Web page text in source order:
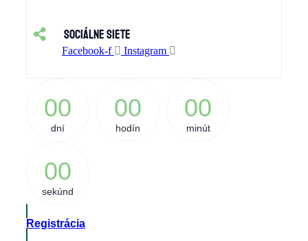
sociálne siete
Facebook-f Instagram
00
dní
00
hodín
00
minút
00
sekúnd
Registrácia